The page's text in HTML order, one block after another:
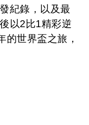
紀錄，以及最
以2比1精彩逆
的世界盃之旅，